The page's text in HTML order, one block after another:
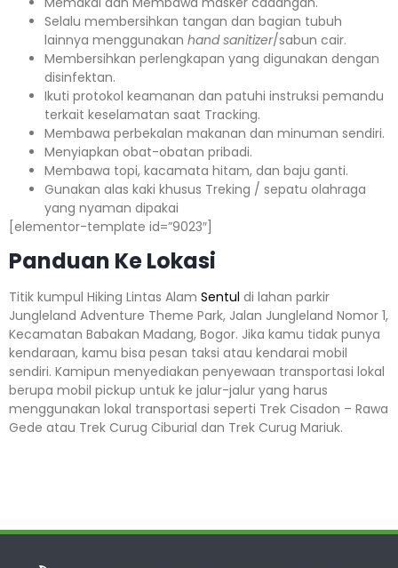
Selalu membersihkan tangan dan bagian tubuh
lainnya menggunakan hand sanitizer/sabun cair.
Membersihkan perlengkapan yang digunakan dengan
disinfektan.
Ikuti protokol keamanan dan patuhi instruksi pemandu
terkait keselamatan saat Tracking.
Membawa perbekalan makanan dan minuman sendiri.
Menyiapkan obat-obatan pribadi.
Membawa topi, kacamata hitam, dan baju ganti.
Gunakan alas kaki khusus Treking / sepatu olahraga
yang nyaman dipakai
[elementor-template id=”9023″]
Panduan Ke Lokasi
Titik kumpul Hiking Lintas Alam Sentul di lahan parkir
Jungleland Adventure Theme Park, Jalan Jungleland Nomor 1,
Kecamatan Babakan Madang, Bogor. Jika kamu tidak punya
kendaraan, kamu bisa pesan taksi atau kendarai mobil
sendiri. Kamipun menyediakan penyewaan transportasi lokal
berupa mobil pickup untuk ke jalur-jalur yang harus
menggunakan lokal transportasi seperti Trek Cisadon – Rawa
Gede atau Trek Curug Ciburial dan Trek Curug Mariuk.